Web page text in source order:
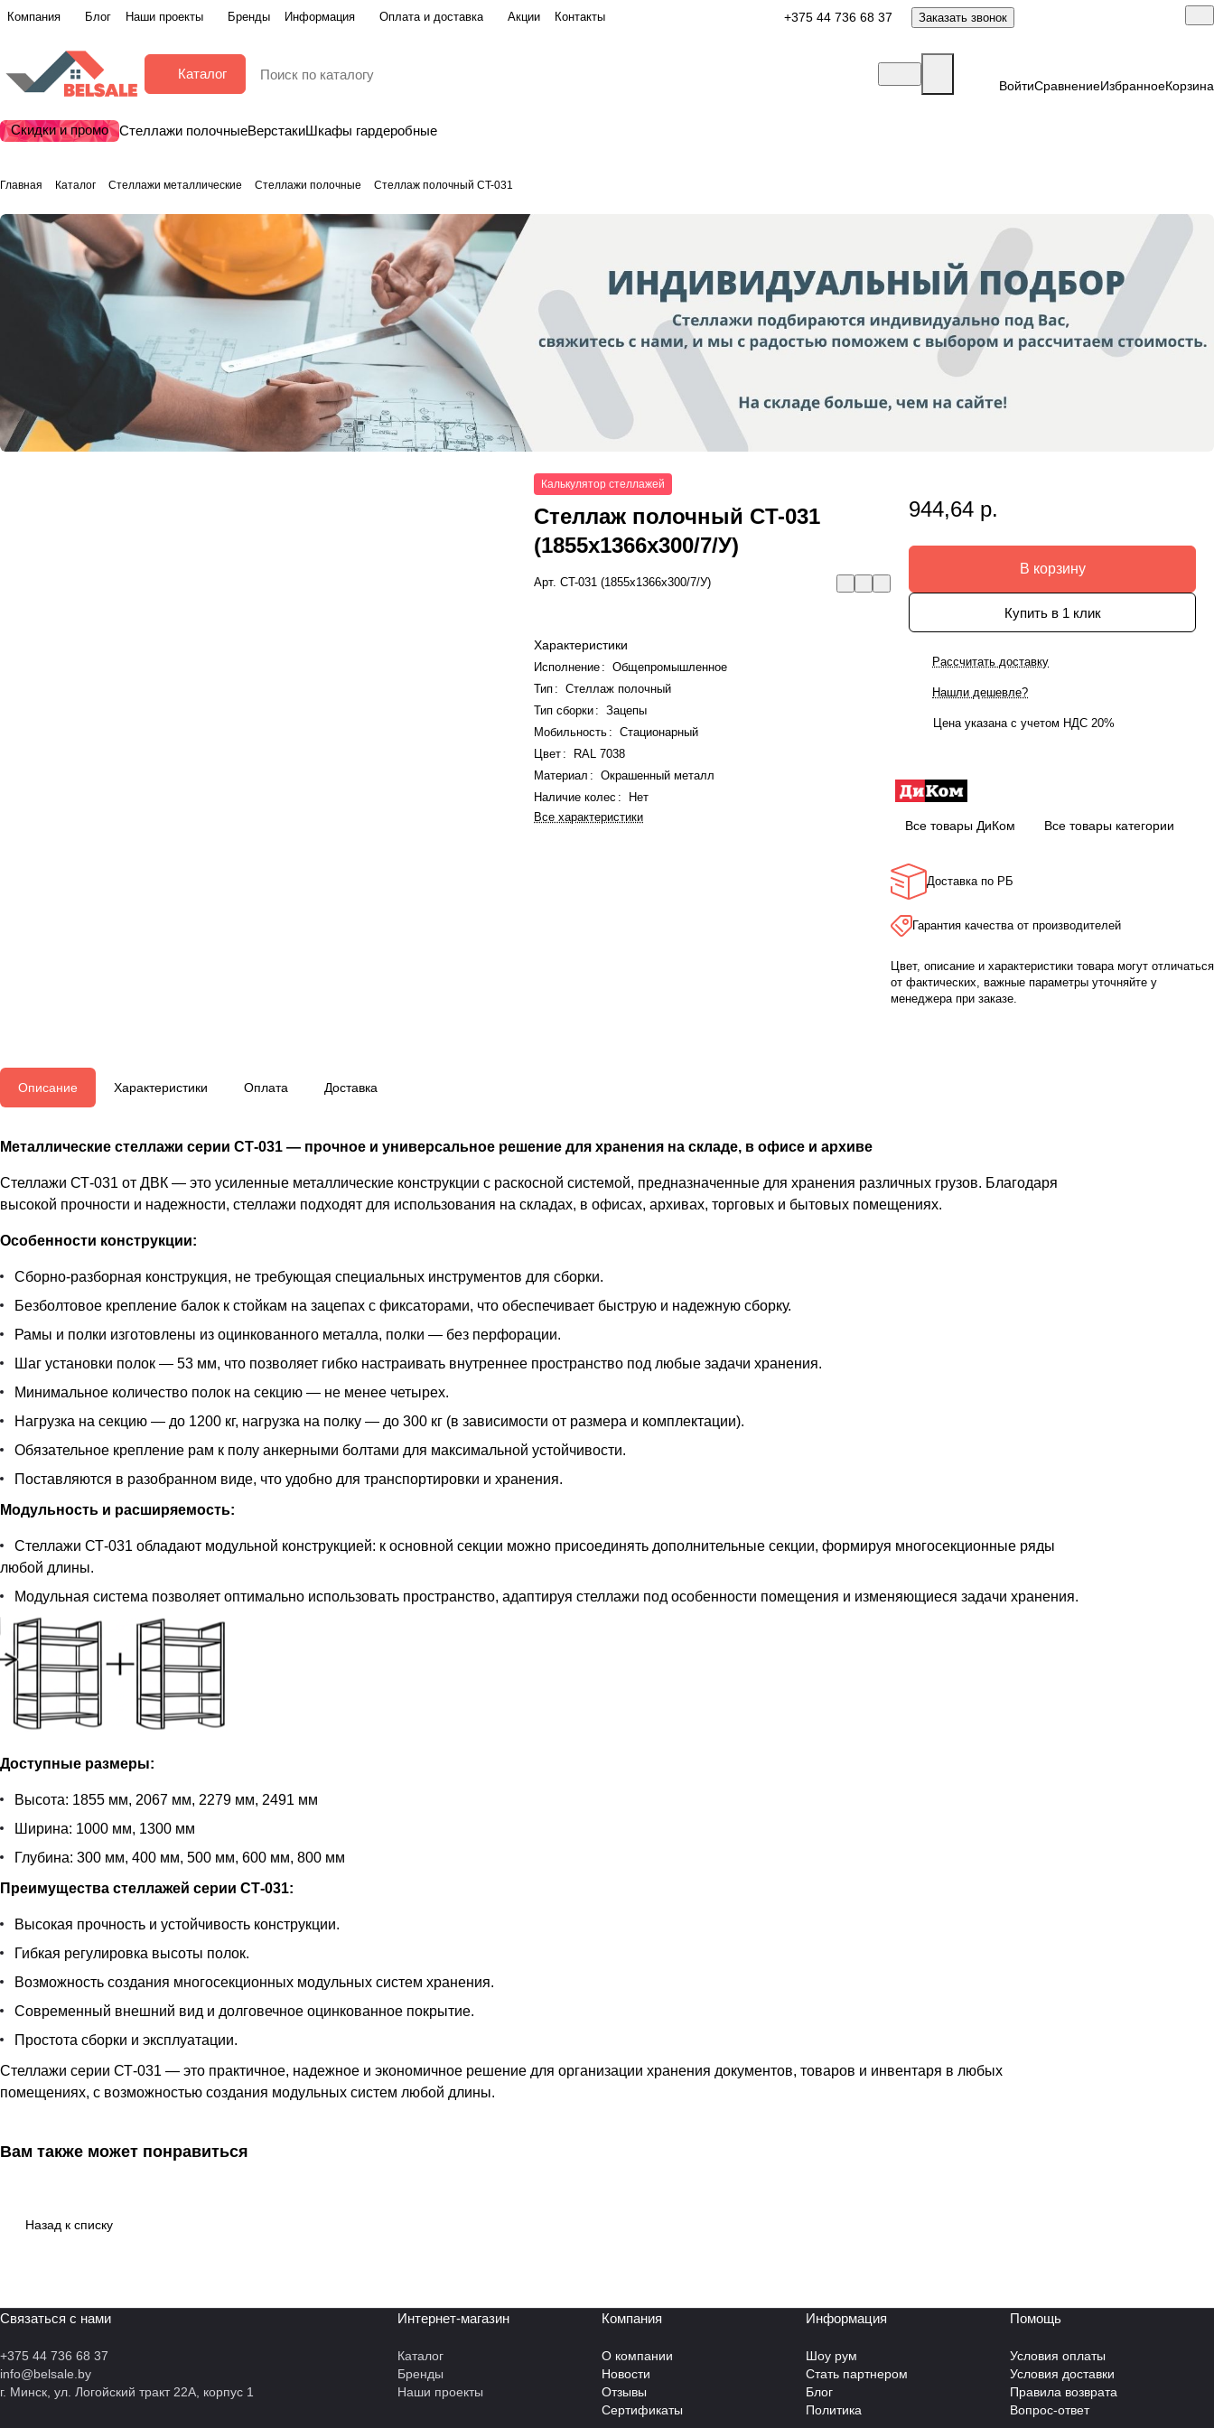
Компания Блог Наши проекты Бренды Информация Оплата и доставка Акции Контакты +375 44 736 68 37 Заказать звонок
Каталог
ВойтиСравнениеИзбранноеКорзина
Скидки и промо Стеллажи полочныеВерстакиШкафы гардеробные
Главная Каталог Стеллажи металлические Стеллажи полочные Стеллаж полочный СT-031
Калькулятор стеллажей
Стеллаж полочный СT-031
(1855x1366x300/7/У)
Арт.СT-031 (1855x1366x300/7/У)
Характеристики
Исполнение :
Общепромышленное
Тип :
Стеллаж полочный
Тип сборки:
Зацепы
Мобильность :
Стационарный
Цвет :
RAL 7038
Материал :
Окрашенный металл
Наличие колес :
Нет
Все характеристики
944,64 р.
В корзину
Купить в 1 клик
Рассчитать доставку
Нашли дешевле?
Цена указана с учетом НДС 20%
Все товары ДиКом Все товары категории
Доставка по РБ
Гарантия качества от производителей
Цвет, описание и характеристики товара могут отличаться
от фактических, важные параметры уточняйте у
менеджера при заказе.
Описание Характеристики Оплата Доставка
Металлические стеллажи серии СТ-031 — прочное и универсальное решение для хранения на складе, в офисе и архиве
Стеллажи СТ-031 от ДВК — это усиленные металлические конструкции с раскосной системой, предназначенные для хранения различных грузов. Благодаря
высокой прочности и надежности, стеллажи подходят для использования на складах, в офисах, архивах, торговых и бытовых помещениях.
Особенности конструкции:
Сборно-разборная конструкция, не требующая специальных инструментов для сборки.
Безболтовое крепление балок к стойкам на зацепах с фиксаторами, что обеспечивает быструю и надежную сборку.
Рамы и полки изготовлены из оцинкованного металла, полки — без перфорации.
Шаг установки полок — 53 мм, что позволяет гибко настраивать внутреннее пространство под любые задачи хранения.
Минимальное количество полок на секцию — не менее четырех.
Нагрузка на секцию — до 1200 кг, нагрузка на полку — до 300 кг (в зависимости от размера и комплектации).
Обязательное крепление рам к полу анкерными болтами для максимальной устойчивости.
Поставляются в разобранном виде, что удобно для транспортировки и хранения.
Модульность и расширяемость:
Стеллажи СТ-031 обладают модульной конструкцией: к основной секции можно присоединять дополнительные секции, формируя многосекционные ряды
любой длины.
Модульная система позволяет оптимально использовать пространство, адаптируя стеллажи под особенности помещения и изменяющиеся задачи хранения.
Доступные размеры:
Высота: 1855 мм, 2067 мм, 2279 мм, 2491 мм
Ширина: 1000 мм, 1300 мм
Глубина: 300 мм, 400 мм, 500 мм, 600 мм, 800 мм
Преимущества стеллажей серии СТ-031:
Высокая прочность и устойчивость конструкции.
Гибкая регулировка высоты полок.
Возможность создания многосекционных модульных систем хранения.
Современный внешний вид и долговечное оцинкованное покрытие.
Простота сборки и эксплуатации.
Стеллажи серии СТ-031 — это практичное, надежное и экономичное решение для организации хранения документов, товаров и инвентаря в любых
помещениях, с возможностью создания модульных систем любой длины.
Вам также может понравиться
Назад к списку
Связаться с нами
+375 44 736 68 37
info@belsale.by
г. Минск, ул. Логойский тракт 22А, корпус 1
Интернет-магазин
Каталог
Бренды
Наши проекты
Компания
О компании
Новости
Отзывы
Сертификаты
Информация
Шоу рум
Стать партнером
Блог
Политика
Помощь
Условия оплаты
Условия доставки
Правила возврата
Вопрос-ответ